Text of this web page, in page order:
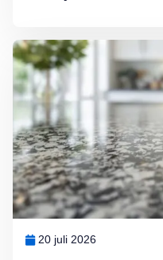
20 juli 2026
Lees meer over Een